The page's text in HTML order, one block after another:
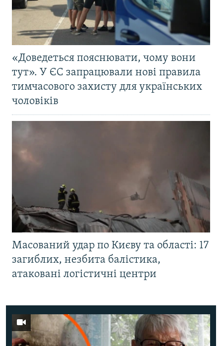
«Доведеться пояснювати, чому вони
тут». У ЄС запрацювали нові правила
тимчасового захисту для українських
чоловіків
Масований удар по Києву та області: 17
загиблих, незбита балістика,
атаковані логістичні центри